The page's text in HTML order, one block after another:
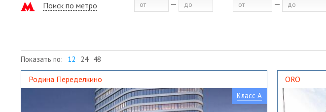
Поиск по метро
Показать по: 12 24 48
Родина Переделкино
Класс A
ORO